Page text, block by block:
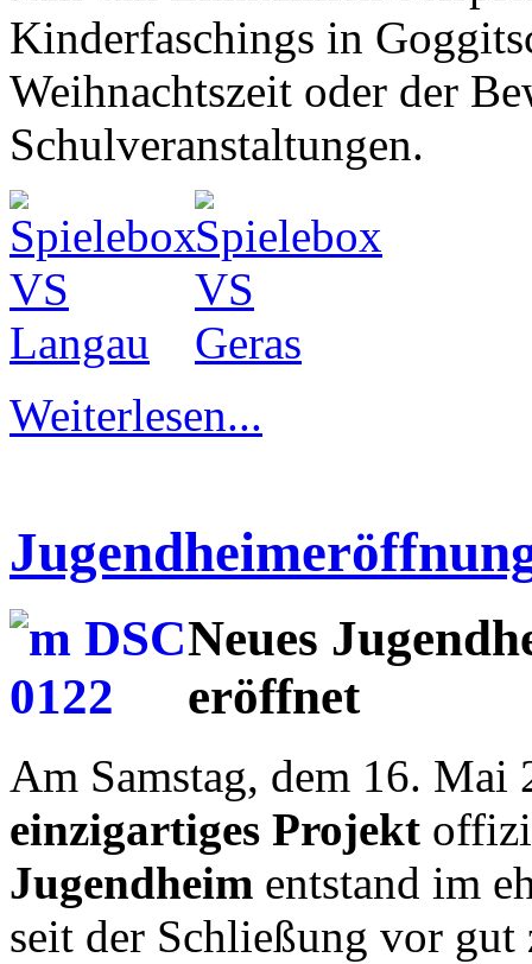
Kinderfaschings in
Weihnachtszeit oder der
Schulveranstaltungen.
Weiterlesen...
Neues
eröffnet
Am Samstag, dem 16.
einzigartiges Projekt
Jugendheim entstand im
seit der Schließung vor gut